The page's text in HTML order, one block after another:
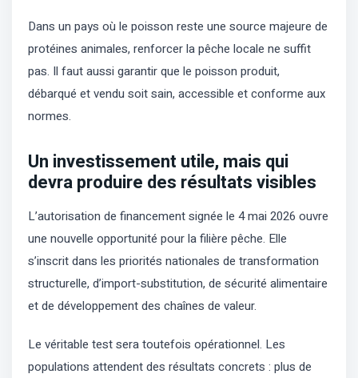
Dans un pays où le poisson reste une source majeure de
protéines animales, renforcer la pêche locale ne suffit
pas. Il faut aussi garantir que le poisson produit,
débarqué et vendu soit sain, accessible et conforme aux
normes.
Un investissement utile, mais qui
devra produire des résultats visibles
L’autorisation de financement signée le 4 mai 2026 ouvre
une nouvelle opportunité pour la filière pêche. Elle
s’inscrit dans les priorités nationales de transformation
structurelle, d’import-substitution, de sécurité alimentaire
et de développement des chaînes de valeur.
Le véritable test sera toutefois opérationnel. Les
populations attendent des résultats concrets : plus de